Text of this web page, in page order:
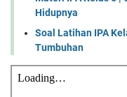
Hidupnya
Soal Latihan IPA
Tumbuhan